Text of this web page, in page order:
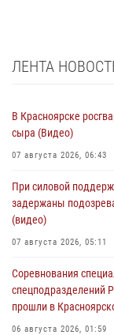
ЛЕНТА
В Красноярске
сыра (Видео)
07 августа 2026, 06:43
При силовой
задержаны
(видео)
07 августа 2026, 05:11
Соревнования
спецподразделений
прошли в
06 августа 2026, 01:59